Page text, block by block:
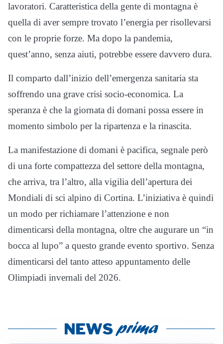
lavoratori. Caratteristica della gente di montagna è
quella di aver sempre trovato l’energia per risollevarsi
con le proprie forze. Ma dopo la pandemia,
quest’anno, senza aiuti, potrebbe essere davvero dura.
Il comparto dall’inizio dell’emergenza sanitaria sta
soffrendo una grave crisi socio-economica. La
speranza è che la giornata di domani possa essere in
momento simbolo per la ripartenza e la rinascita.
La manifestazione di domani è pacifica, segnale però
di una forte compattezza del settore della montagna,
che arriva, tra l’altro, alla vigilia dell’apertura dei
Mondiali di sci alpino di Cortina. L’iniziativa è quindi
un modo per richiamare l’attenzione e non
dimenticarsi della montagna, oltre che augurare un “in
bocca al lupo” a questo grande evento sportivo. Senza
dimenticarsi del tanto atteso appuntamento delle
Olimpiadi invernali del 2026.